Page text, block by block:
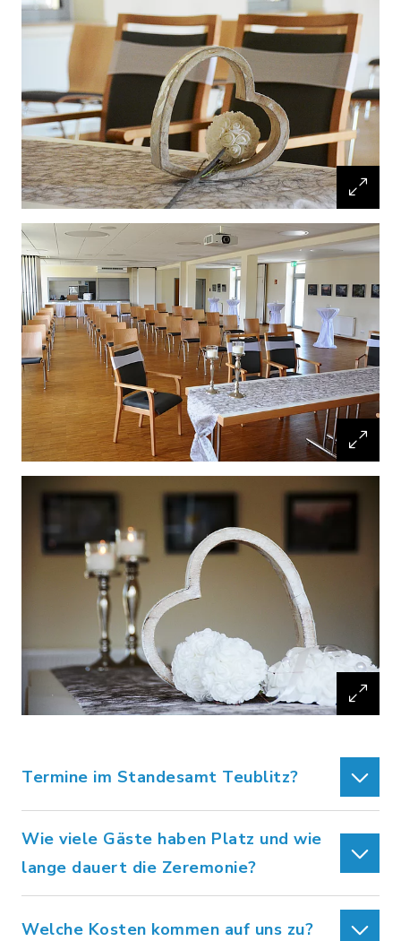
Termine im Standesamt Teublitz?
Wie viele Gäste haben Platz und wie
lange dauert die Zeremonie?
Welche Kosten kommen auf uns zu?